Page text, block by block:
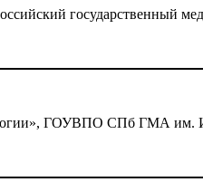
государственный
ГОУВПО СПб ГМА